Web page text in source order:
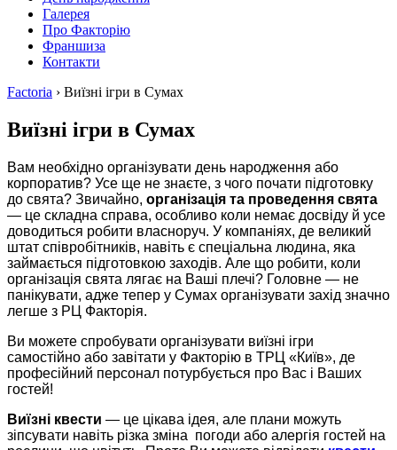
Галерея
Про Факторію
Франшиза
Контакти
Factoria › Виїзні ігри в Сумах
Виїзні ігри в Сумах
Вам необхідно організувати день народження або
корпоратив? Усе ще не знаєте, з чого почати підготовку
до свята? Звичайно, організація та проведення свята
— це складна справа, особливо коли немає досвіду й усе
доводиться робити власноруч. У компаніях, де великий
штат співробітників, навіть є спеціальна людина, яка
займається підготовкою заходів. Але що робити, коли
організація свята лягає на Ваші плечі? Головне — не
панікувати, адже тепер у Сумах організувати захід значно
легше з РЦ Факторія.
Ви можете спробувати організувати виїзні ігри
самостійно або завітати у Факторію в ТРЦ «Київ», де
професійний персонал потурбується про Вас і Ваших
гостей!
Виїзні квести — це цікава ідея, але плани можуть
зіпсувати навіть різка зміна погоди або алергія гостей на